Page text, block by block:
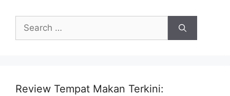
Search
for:
Review Tempat Makan Terkini: